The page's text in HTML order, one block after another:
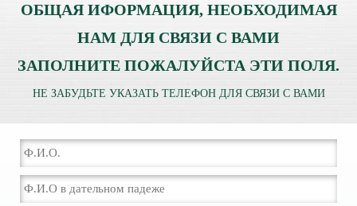
ОБЩАЯ ИФОРМАЦИЯ, НЕОБХОДИМАЯ
НАМ ДЛЯ СВЯЗИ С ВАМИ
ЗАПОЛНИТЕ ПОЖАЛУЙСТА ЭТИ ПОЛЯ.
НЕ ЗАБУДЬТЕ УКАЗАТЬ ТЕЛЕФОН ДЛЯ СВЯЗИ С ВАМИ